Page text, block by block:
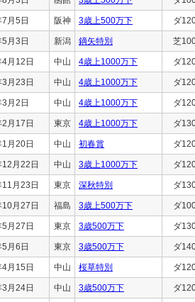
月5日 阪神 3歳上500万下 ダ
月3日 新潟 鏑矢特別 芝
月12日 中山 4歳上1000万下 ダ
月23日 中山 4歳上1000万下 ダ
月2日 中山 4歳上1000万下 ダ
月17日 東京 4歳上1000万下 ダ
月20日 中山 初春賞 ダ
月22日 中山 3歳上1000万下 ダ
月23日 東京 深秋特別 ダ
月27日 福島 3歳上500万下 ダ
月27日 東京 3歳500万下 ダ
月6日 東京 3歳500万下 ダ
月15日 中山 桜草特別 ダ
月24日 中山 3歳500万下 ダ